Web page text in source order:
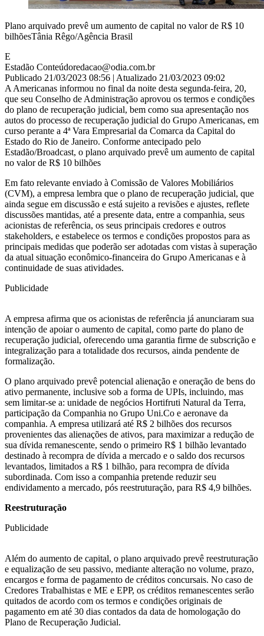
Plano arquivado prevê um aumento de capital no valor de R$ 10
bilhõesTânia Rêgo/Agência Brasil
E
Estadão Conteúdoredacao@odia.com.br
Publicado 21/03/2023 08:56 | Atualizado 21/03/2023 09:02
A Americanas informou no final da noite desta segunda-feira, 20,
que seu Conselho de Administração aprovou os termos e condições
do plano de recuperação judicial, bem como sua apresentação nos
autos do processo de recuperação judicial do Grupo Americanas, em
curso perante a 4ª Vara Empresarial da Comarca da Capital do
Estado do Rio de Janeiro. Conforme antecipado pelo
Estadão/Broadcast, o plano arquivado prevê um aumento de capital
no valor de R$ 10 bilhões
Em fato relevante enviado à Comissão de Valores Mobiliários
(CVM), a empresa lembra que o plano de recuperação judicial, que
ainda segue em discussão e está sujeito a revisões e ajustes, reflete
discussões mantidas, até a presente data, entre a companhia, seus
acionistas de referência, os seus principais credores e outros
stakeholders, e estabelece os termos e condições propostos para as
principais medidas que poderão ser adotadas com vistas à superação
da atual situação econômico-financeira do Grupo Americanas e à
continuidade de suas atividades.
Publicidade
A empresa afirma que os acionistas de referência já anunciaram sua
intenção de apoiar o aumento de capital, como parte do plano de
recuperação judicial, oferecendo uma garantia firme de subscrição e
integralização para a totalidade dos recursos, ainda pendente de
formalização.
O plano arquivado prevê potencial alienação e oneração de bens do
ativo permanente, inclusive sob a forma de UPIs, incluindo, mas
sem limitar-se a: unidade de negócios Hortifruti Natural da Terra,
participação da Companhia no Grupo Uni.Co e aeronave da
companhia. A empresa utilizará até R$ 2 bilhões dos recursos
provenientes das alienações de ativos, para maximizar a redução de
sua dívida remanescente, sendo o primeiro R$ 1 bilhão levantado
destinado à recompra de dívida a mercado e o saldo dos recursos
levantados, limitados a R$ 1 bilhão, para recompra de dívida
subordinada. Com isso a companhia pretende reduzir seu
endividamento a mercado, pós reestruturação, para R$ 4,9 bilhões.
Reestruturação
Publicidade
Além do aumento de capital, o plano arquivado prevê reestruturação
e equalização de seu passivo, mediante alteração no volume, prazo,
encargos e forma de pagamento de créditos concursais. No caso de
Credores Trabalhistas e ME e EPP, os créditos remanescentes serão
quitados de acordo com os termos e condições originais de
pagamento em até 30 dias contados da data de homologação do
Plano de Recuperação Judicial.